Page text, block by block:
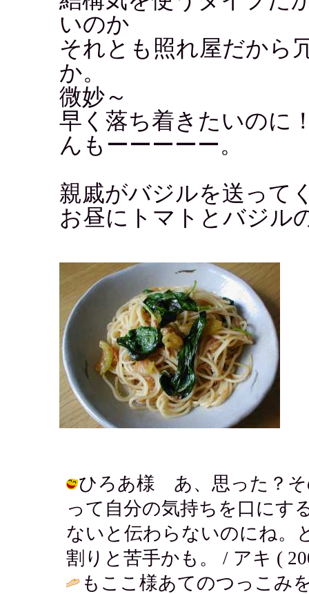
いのか
それとも照れ屋だから
か。
微妙～
早く落ち着きたいのに
んもーーーーー。
親戚がバジルを送って
お昼にトマトとバジル
ひろあ様 あ、思った？そ
って自分の気持ちを口にす
ないと伝わらないのにね。
割りと苦手かも。 / アキ (
もここ様あてのつっこみ